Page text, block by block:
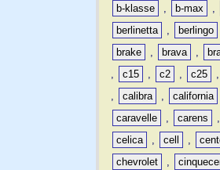
b-klasse
, b-max ,
berlinetta
, berlingo
brake
, brava ,
,
c15 , c2 , c25 ,
,
calibra , california
caravelle
, carens ,
celica
, cell ,
chevrolet
,